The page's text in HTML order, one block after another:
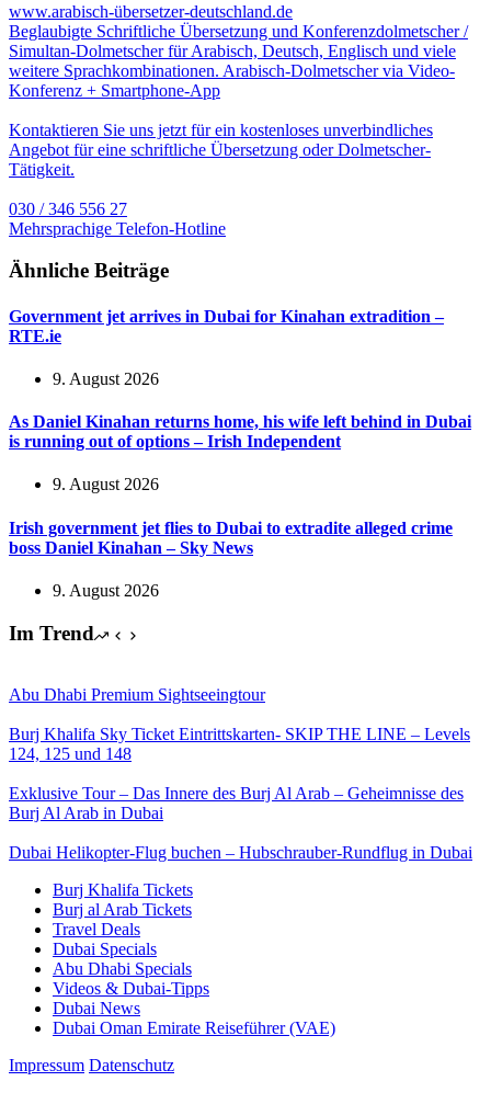
www.arabisch-übersetzer-deutschland.de
Beglaubigte Schriftliche Übersetzung und Konferenzdolmetscher /
Simultan-Dolmetscher für Arabisch, Deutsch, Englisch und viele
weitere Sprachkombinationen. Arabisch-Dolmetscher via Video-
Konferenz + Smartphone-App
Kontaktieren Sie uns jetzt für ein kostenloses unverbindliches
Angebot für eine schriftliche Übersetzung oder Dolmetscher-
Tätigkeit.
030 / 346 556 27
Mehrsprachige Telefon-Hotline
Ähnliche Beiträge
Government jet arrives in Dubai for Kinahan extradition –
RTE.ie
9. August 2026
As Daniel Kinahan returns home, his wife left behind in Dubai
is running out of options – Irish Independent
9. August 2026
Irish government jet flies to Dubai to extradite alleged crime
boss Daniel Kinahan – Sky News
9. August 2026
Im Trend
Abu Dhabi Premium Sightseeingtour
Burj Khalifa Sky Ticket Eintrittskarten- SKIP THE LINE – Levels
124, 125 und 148
Exklusive Tour – Das Innere des Burj Al Arab – Geheimnisse des
Burj Al Arab in Dubai
Dubai Helikopter-Flug buchen – Hubschrauber-Rundflug in Dubai
Burj Khalifa Tickets
Burj al Arab Tickets
Travel Deals
Dubai Specials
Abu Dhabi Specials
Videos & Dubai-Tipps
Dubai News
Dubai Oman Emirate Reiseführer (VAE)
Impressum Datenschutz